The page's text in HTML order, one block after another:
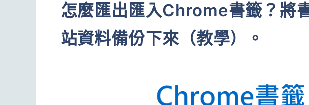
怎麼匯出匯入Chrome書籤？將
站資料備份下來（教學）。